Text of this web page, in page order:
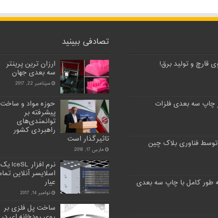
قارچ و تولید برق!
چاپ سه بعدی فلزات
فناوری بلاک چین
تصادفی ببینید
ارزان ترین پرینتر
سه بعدی جهان
سپتامبر 22, 2017
حوزه مواد و ساخت
پیشرفته بر
توانمندی‌های
راهبردی کشور
تاثیرگذار است
مارس 17, 2018
نرم افزار IceSL یک
اسلایسر آنلاین
عیار
نوامبر 14, 2017
ساخت پل فلزی بر